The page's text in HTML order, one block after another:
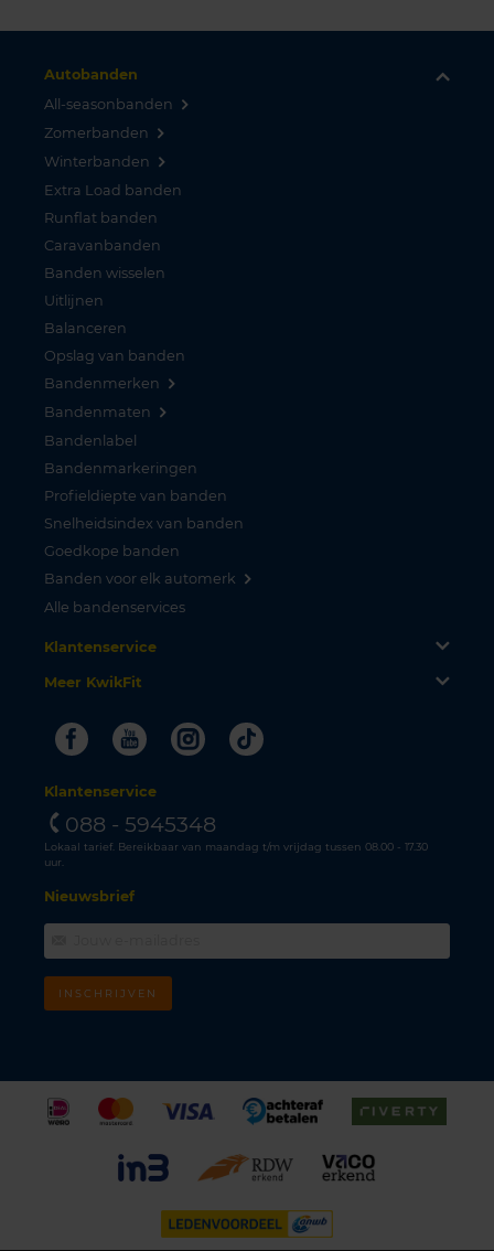
Autobanden
All-seasonbanden
Zomerbanden
Winterbanden
Extra Load banden
Runflat banden
Caravanbanden
Banden wisselen
Uitlijnen
Balanceren
Opslag van banden
Bandenmerken
Bandenmaten
Bandenlabel
Bandenmarkeringen
Profieldiepte van banden
Snelheidsindex van banden
Goedkope banden
Banden voor elk automerk
Alle bandenservices
Klantenservice
Meer KwikFit
FacebookYoutubeInstagram
Tiktok
Klantenservice
088 - 5945348
Lokaal tarief. Bereikbaar van maandag t/m vrijdag tussen 08.00 - 17.30
uur.
Nieuwsbrief
INSCHRIJVEN